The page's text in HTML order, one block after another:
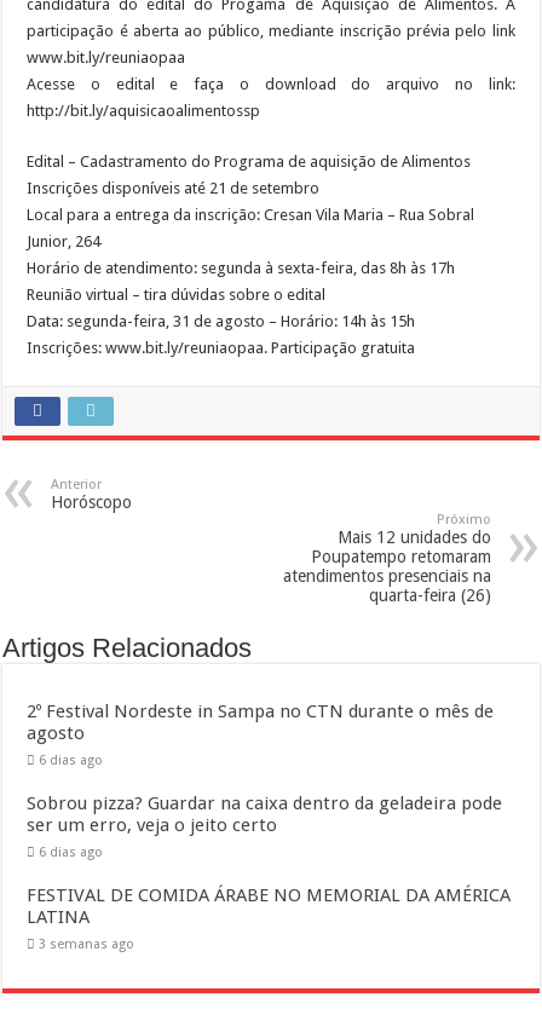
candidatura do edital do Progama de Aquisição de Alimentos. A
participação é aberta ao público, mediante inscrição prévia pelo link
www.bit.ly/reuniaopaa
Acesse o edital e faça o download do arquivo no link:
http://bit.ly/aquisicaoalimentossp
Edital – Cadastramento do Programa de aquisição de Alimentos
Inscrições disponíveis até 21 de setembro
Local para a entrega da inscrição: Cresan Vila Maria – Rua Sobral
Junior, 264
Horário de atendimento: segunda à sexta-feira, das 8h às 17h
Reunião virtual – tira dúvidas sobre o edital
Data: segunda-feira, 31 de agosto – Horário: 14h às 15h
Inscrições: www.bit.ly/reuniaopaa. Participação gratuita
Anterior
Horóscopo
Próximo
Mais 12 unidades do
Poupatempo retomaram
atendimentos presenciais na
quarta-feira (26)
Artigos Relacionados
2º Festival Nordeste in Sampa no CTN durante o mês de
agosto
6 dias ago
Sobrou pizza? Guardar na caixa dentro da geladeira pode
ser um erro, veja o jeito certo
6 dias ago
FESTIVAL DE COMIDA ÁRABE NO MEMORIAL DA AMÉRICA
LATINA
3 semanas ago